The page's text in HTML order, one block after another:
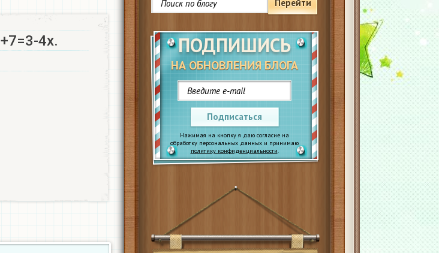
Перейти
ПОДПИШИСЬ
НА ОБНОВЛЕНИЯ БЛОГА
Подписаться
Нажимая на кнопку я даю согласие на
обработку персональных данных и принимаю
политику конфиденциальности.
+7=3-4х.